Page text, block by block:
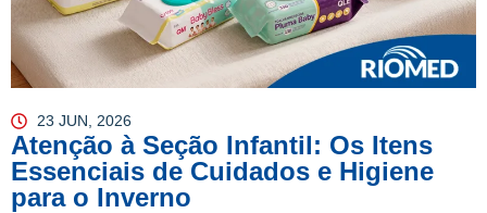
23 JUN, 2026
Atenção à Seção Infantil: Os Itens
Essenciais de Cuidados e Higiene
para o Inverno